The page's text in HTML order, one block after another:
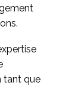
tant que